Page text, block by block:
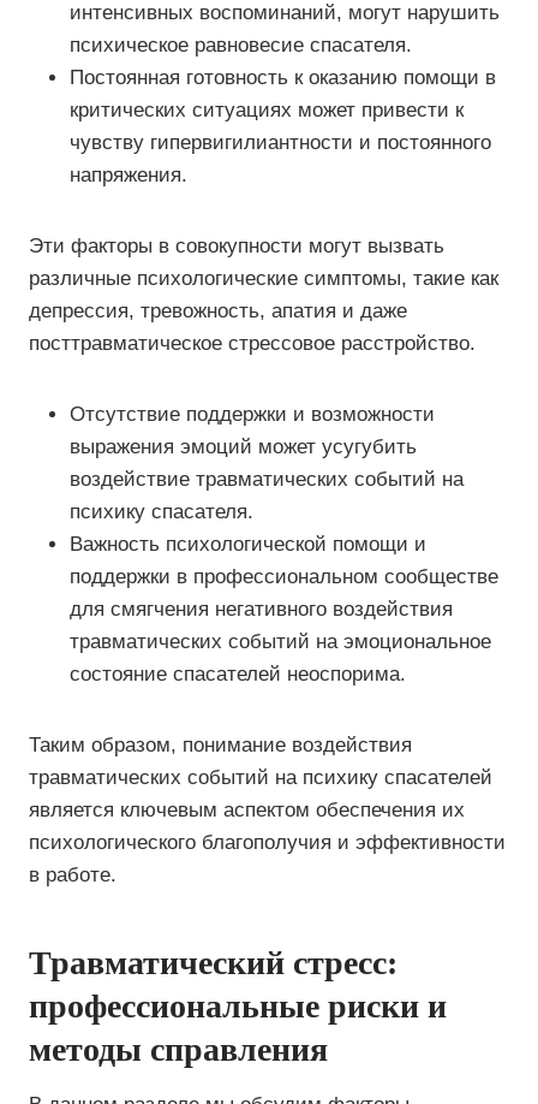
интенсивных воспоминаний, могут нарушить
психическое равновесие спасателя.
Постоянная готовность к оказанию помощи в
критических ситуациях может привести к
чувству гипервигилиантности и постоянного
напряжения.
Эти факторы в совокупности могут вызвать
различные психологические симптомы, такие как
депрессия, тревожность, апатия и даже
посттравматическое стрессовое расстройство.
Отсутствие поддержки и возможности
выражения эмоций может усугубить
воздействие травматических событий на
психику спасателя.
Важность психологической помощи и
поддержки в профессиональном сообществе
для смягчения негативного воздействия
травматических событий на эмоциональное
состояние спасателей неоспорима.
Таким образом, понимание воздействия
травматических событий на психику спасателей
является ключевым аспектом обеспечения их
психологического благополучия и эффективности
в работе.
Травматический стресс:
профессиональные риски и
методы справления